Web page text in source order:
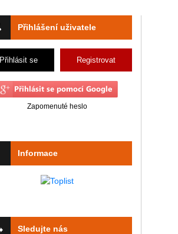
Přihlášení uživatele
Přihlásit se Registrovat
Zapomenuté heslo
Informace
Sledujte nás